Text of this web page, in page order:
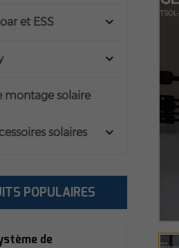
et ESS
montage solaire
solaires
POPULAIRES
de